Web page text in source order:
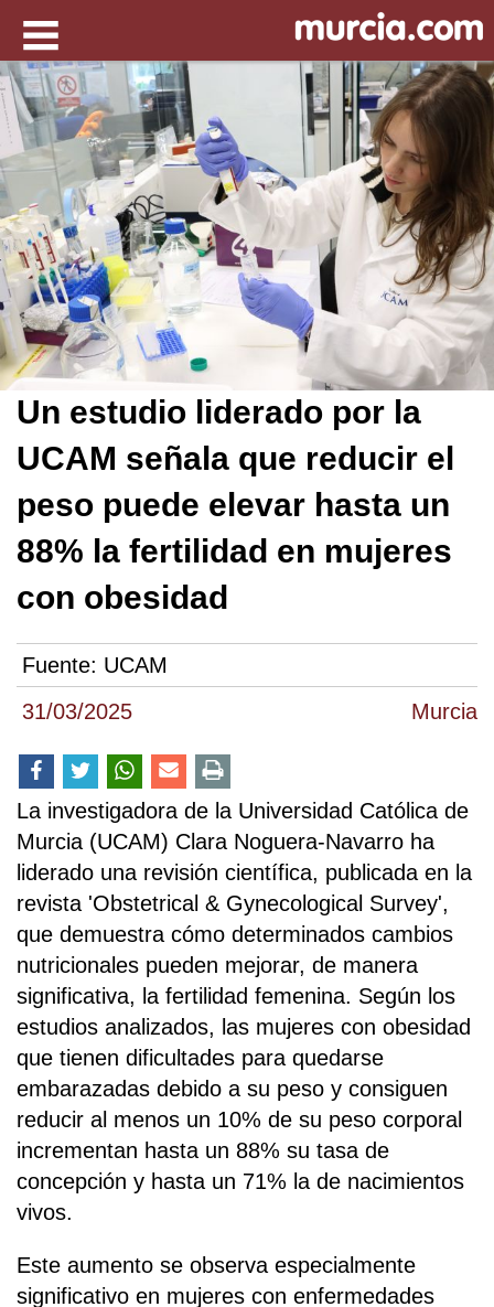
31/03/2025 Murcia
Un estudio liderado por la
UCAM señala que reducir el
peso puede elevar hasta un
88% la fertilidad en mujeres
con obesidad
Fuente: UCAM
La investigadora de la Universidad Católica de
Murcia (UCAM) Clara Noguera-Navarro ha
liderado una revisión científica, publicada en la
revista 'Obstetrical & Gynecological Survey',
que demuestra cómo determinados cambios
nutricionales pueden mejorar, de manera
significativa, la fertilidad femenina. Según los
estudios analizados, las mujeres con obesidad
que tienen dificultades para quedarse
embarazadas debido a su peso y consiguen
reducir al menos un 10% de su peso corporal
incrementan hasta un 88% su tasa de
concepción y hasta un 71% la de nacimientos
vivos.
Este aumento se observa especialmente
significativo en mujeres con enfermedades